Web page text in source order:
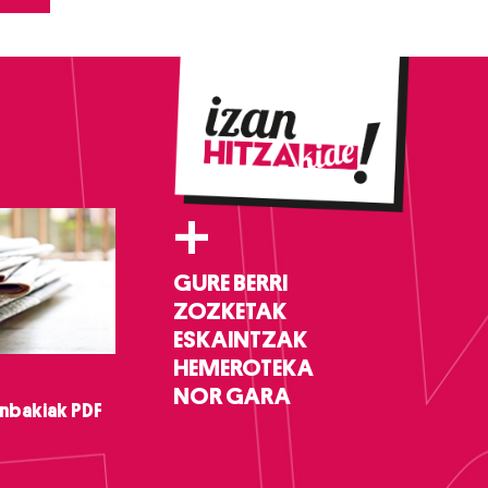
PDF
+
GURE BERRI
ZOZKETAK
ESKAINTZAK
HEMEROTEKA
NOR GARA